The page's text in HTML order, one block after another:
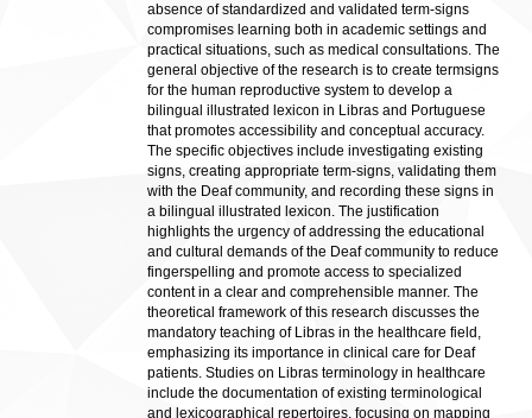
absence of standardized and validated term-signs
compromises learning both in academic settings and
practical situations, such as medical consultations. The
general objective of the research is to create termsigns
for the human reproductive system to develop a
bilingual illustrated lexicon in Libras and Portuguese
that promotes accessibility and conceptual accuracy.
The specific objectives include investigating existing
signs, creating appropriate term-signs, validating them
with the Deaf community, and recording these signs in
a bilingual illustrated lexicon. The justification
highlights the urgency of addressing the educational
and cultural demands of the Deaf community to reduce
fingerspelling and promote access to specialized
content in a clear and comprehensible manner. The
theoretical framework of this research discusses the
mandatory teaching of Libras in the healthcare field,
emphasizing its importance in clinical care for Deaf
patients. Studies on Libras terminology in healthcare
include the documentation of existing terminological
and lexicographical repertoires, focusing on mapping